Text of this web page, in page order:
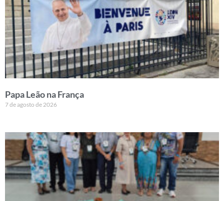
Papa Leão na França
7 de agosto de 2026